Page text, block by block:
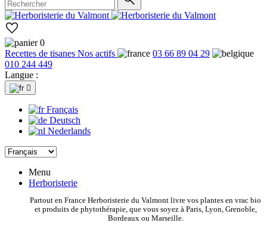
0
Recettes de tisanes Nos actifs
03 66 89 04 29
010 244 449
Langue :

Français
Deutsch
Nederlands
Menu
Herboristerie
Partout en France Herboristerie du Valmont livre vos plantes en vrac bio
et produits de phytothérapie, que vous soyez à Paris, Lyon, Grenoble,
Bordeaux ou Marseille.